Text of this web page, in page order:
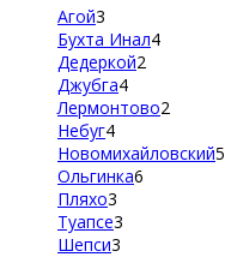
Агой3
Бухта Инал4
Дедеркой2
Джубга4
Лермонтово2
Небуг4
Новомихайловский5
Ольгинка6
Пляхо3
Туапсе3
Шепси3